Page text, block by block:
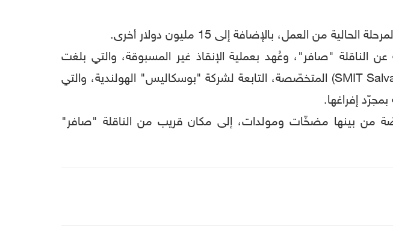
الناقلة "صافر"، وعُهد بعملية الإنقاذ غير المسبوقة، والتي بلغت
تكلفتها الإجمالية 148 مليون دولار، إلى شركة "اس ام آي تي سالفادج" (SMIT Salvage) المتخصّصة، التابعة لشركة "بوسكاليس" الهولندية، والتي
إفراغها.
من بينها مضخّات ومولدات، إلى مكان قريب من الناقلة "صافر"